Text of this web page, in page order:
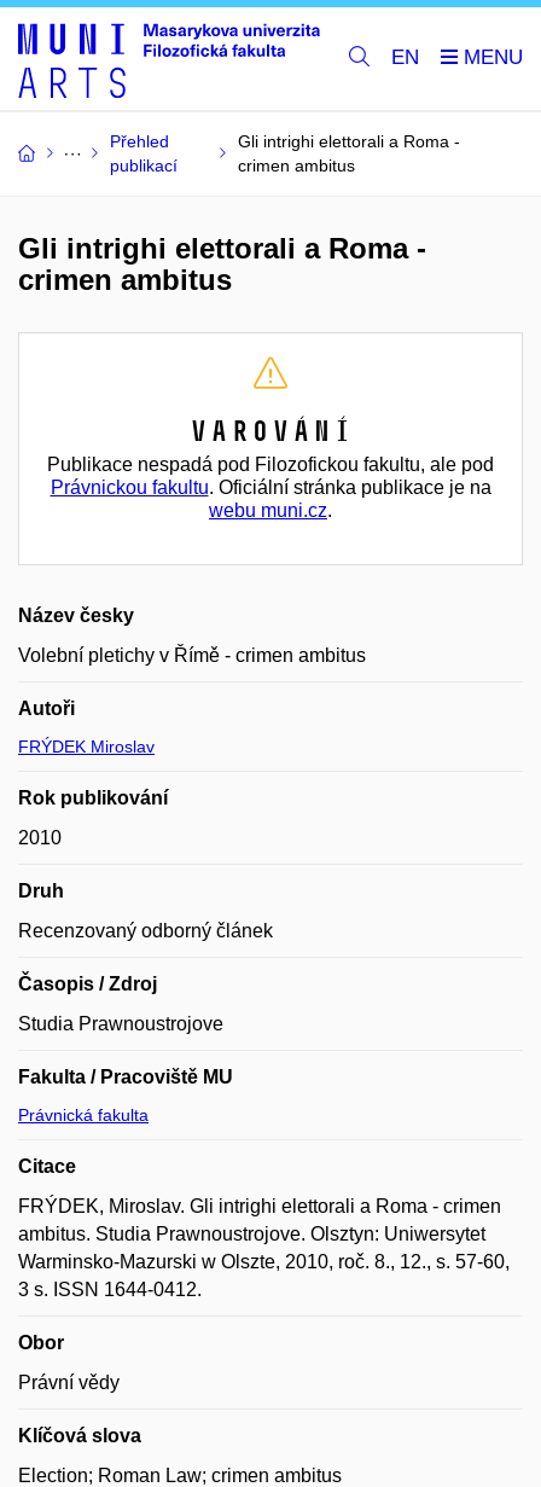
EN
Přehled
publikací
Gli intrighi elettorali a Roma -
crimen ambitus
Gli intrighi elettorali a Roma -
crimen ambitus
Varování
Publikace nespadá pod Filozofickou fakultu, ale pod
Právnickou fakultu. Oficiální stránka publikace je na
webu muni.cz.
Název česky
Volební pletichy v Římě - crimen ambitus
Autoři
FRÝDEK Miroslav
Rok publikování
2010
Druh
Recenzovaný odborný článek
Časopis / Zdroj
Studia Prawnoustrojove
Fakulta / Pracoviště MU
Právnická fakulta
Citace
FRÝDEK, Miroslav. Gli intrighi elettorali a Roma - crimen
ambitus. Studia Prawnoustrojove. Olsztyn: Uniwersytet
Warminsko-Mazurski w Olszte, 2010, roč. 8., 12., s. 57-60,
3 s. ISSN 1644-0412.
Obor
Právní vědy
Klíčová slova
Election; Roman Law; crimen ambitus